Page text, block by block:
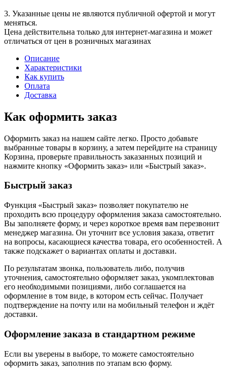
3. Указанные цены не являются публичной офертой и могут
меняться.
Цена действительна только для интернет-магазина и может
отличаться от цен в розничных магазинах
Описание
Характеристики
Как купить
Оплата
Доставка
Как оформить заказ
Оформить заказ на нашем сайте легко. Просто добавьте
выбранные товары в корзину, а затем перейдите на страницу
Корзина, проверьте правильность заказанных позиций и
нажмите кнопку «Оформить заказ» или «Быстрый заказ».
Быстрый заказ
Функция «Быстрый заказ» позволяет покупателю не
проходить всю процедуру оформления заказа самостоятельно.
Вы заполняете форму, и через короткое время вам перезвонит
менеджер магазина. Он уточнит все условия заказа, ответит
на вопросы, касающиеся качества товара, его особенностей. А
также подскажет о вариантах оплаты и доставки.
По результатам звонка, пользователь либо, получив
уточнения, самостоятельно оформляет заказ, укомплектовав
его необходимыми позициями, либо соглашается на
оформление в том виде, в котором есть сейчас. Получает
подтверждение на почту или на мобильный телефон и ждёт
доставки.
Оформление заказа в стандартном режиме
Если вы уверены в выборе, то можете самостоятельно
оформить заказ, заполнив по этапам всю форму.